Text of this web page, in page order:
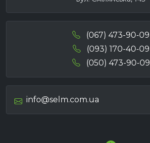
(067) 473-90-09
(093) 170-40-09
(050) 473-90-09
info@selm.com.ua